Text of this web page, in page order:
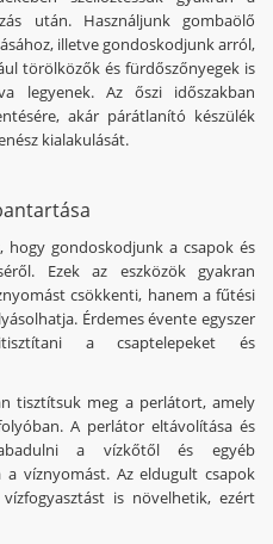
után. Használjunk gombaölő
illetve gondoskodjunk arról,
törölközők és fürdőszőnyegek is
legyenek. Az őszi időszakban
akár párátlanító készülék
kialakulását.
hogy gondoskodjunk a csapok és
Ezek az eszközök gyakran
csökkenti, hanem a fűtési
Érdemes évente egyszer
a csaptelepeket és
tisztítsuk meg a perlátort, amely
A perlátor eltávolítása és
a vízkőtől és egyéb
a víznyomást. Az eldugult csapok
is növelhetik, ezért